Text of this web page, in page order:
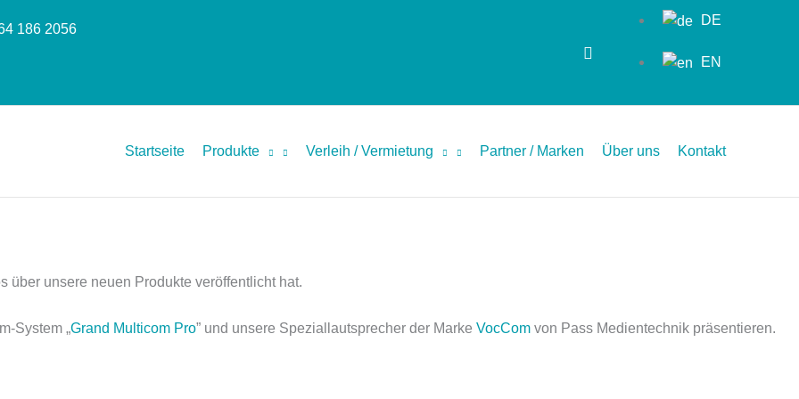
186 2056
DE
EN
Startseite Produkte Verleih / Vermietung Partner / Marken Über uns Kontakt
über unsere neuen Produkte veröffentlicht hat.
System „Grand Multicom Pro” und unsere Speziallautsprecher der Marke VocCom von Pass Medientechnik präsentieren.